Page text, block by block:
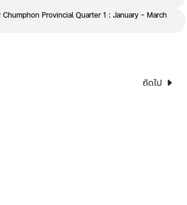
Provincial Quarter 1 : January - March
ถัดไป